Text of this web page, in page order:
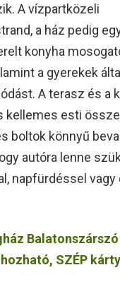
A vízpartközeli
a ház pedig
konyha
a gyerekek
A terasz és a
kellemes esti
boltok könnyű
autóra lenne
napfürdéssel vagy
Balatonszárszó
SZÉP